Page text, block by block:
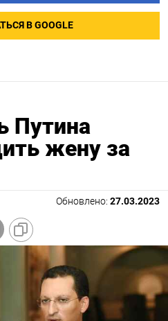
В GOOGLE
Путина
жену за
Обновлено: 27.03.2023